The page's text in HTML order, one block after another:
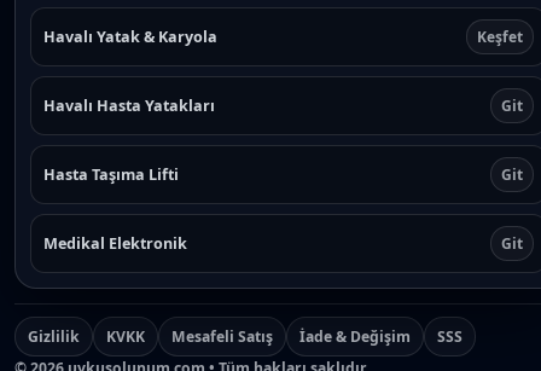
Havalı Yatak & Karyola Keşfet
Havalı Hasta Yatakları Git
Hasta Taşıma Lifti Git
Medikal Elektronik Git
Gizlilik KVKK Mesafeli Satış İade & Değişim
SSS